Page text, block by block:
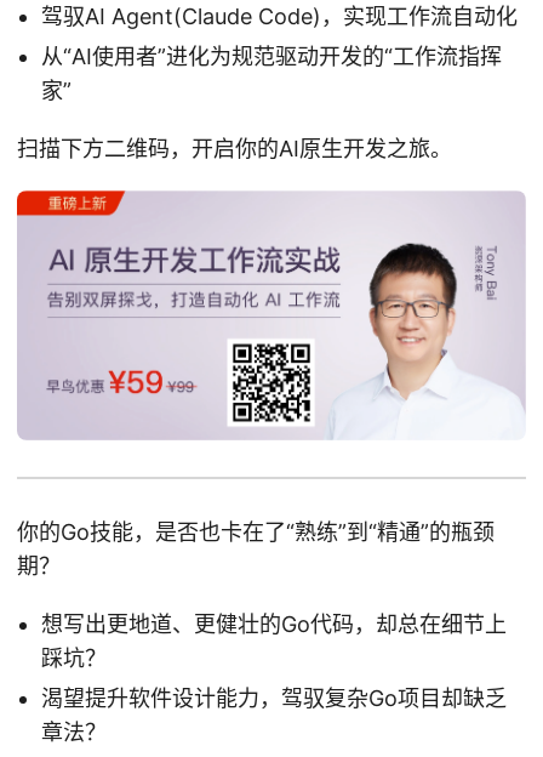
驾驭AI Agent(Claude Code)，实现工作流自动化
从“AI使用者”进化为规范驱动开发的“工作流指挥
家”
扫描下方二维码，开启你的AI原生开发之旅。
你的Go技能，是否也卡在了“熟练”到“精通”的瓶颈
期？
想写出更地道、更健壮的Go代码，却总在细节上
踩坑？
渴望提升软件设计能力，驾驭复杂Go项目却缺乏
章法？